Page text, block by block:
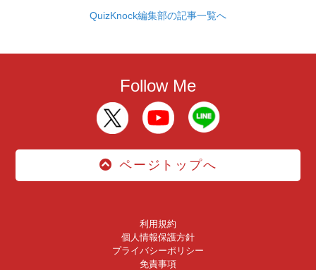
QuizKnock編集部の記事一覧へ
Follow Me
ページトップへ
利用規約
個人情報保護方針
プライバシーポリシー
免責事項